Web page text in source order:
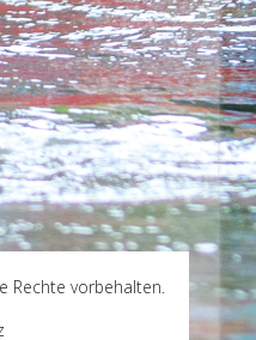
Rechte vorbehalten.